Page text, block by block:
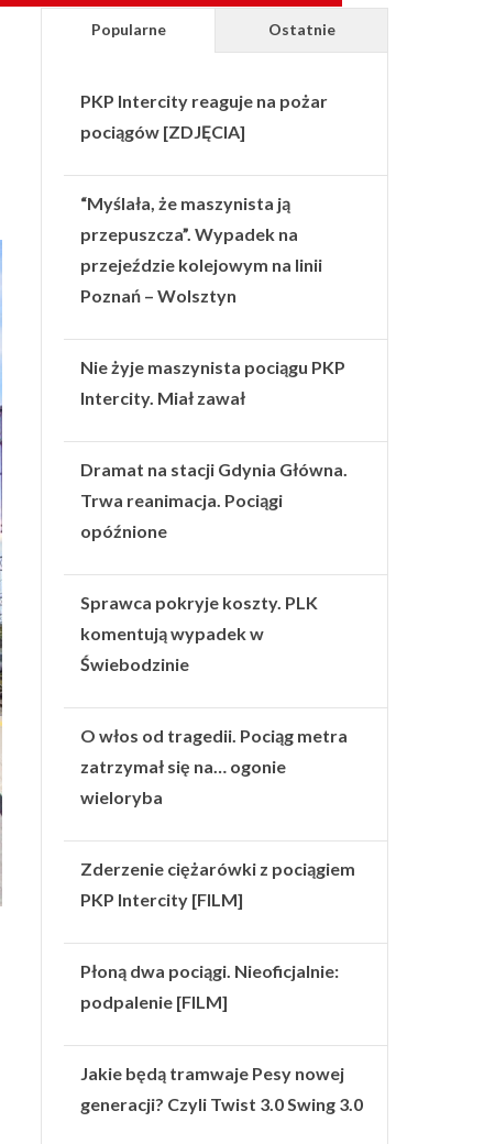
Popularne Ostatnie
PKP Intercity reaguje na pożar
pociągów [ZDJĘCIA]
“Myślała, że maszynista ją
przepuszcza”. Wypadek na
przejeździe kolejowym na linii
Poznań – Wolsztyn
Nie żyje maszynista pociągu PKP
Intercity. Miał zawał
Dramat na stacji Gdynia Główna.
Trwa reanimacja. Pociągi
opóźnione
Sprawca pokryje koszty. PLK
komentują wypadek w
Świebodzinie
O włos od tragedii. Pociąg metra
zatrzymał się na… ogonie
wieloryba
Zderzenie ciężarówki z pociągiem
PKP Intercity [FILM]
Płoną dwa pociągi. Nieoficjalnie:
podpalenie [FILM]
Jakie będą tramwaje Pesy nowej
generacji? Czyli Twist 3.0 Swing 3.0